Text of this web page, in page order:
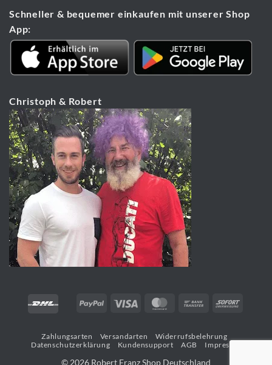
Schneller & bequemer einkaufen mit unserer Shop
App:
Christoph & Robert
PayPal Visa MasterCardBank
Sofort
Zahlungsarten Versandarten
Widerrufsbelehrung
Datenschutzerklärung
Kundensupport AGB Impressum
© 2026 Robert Franz Shop Deutschland